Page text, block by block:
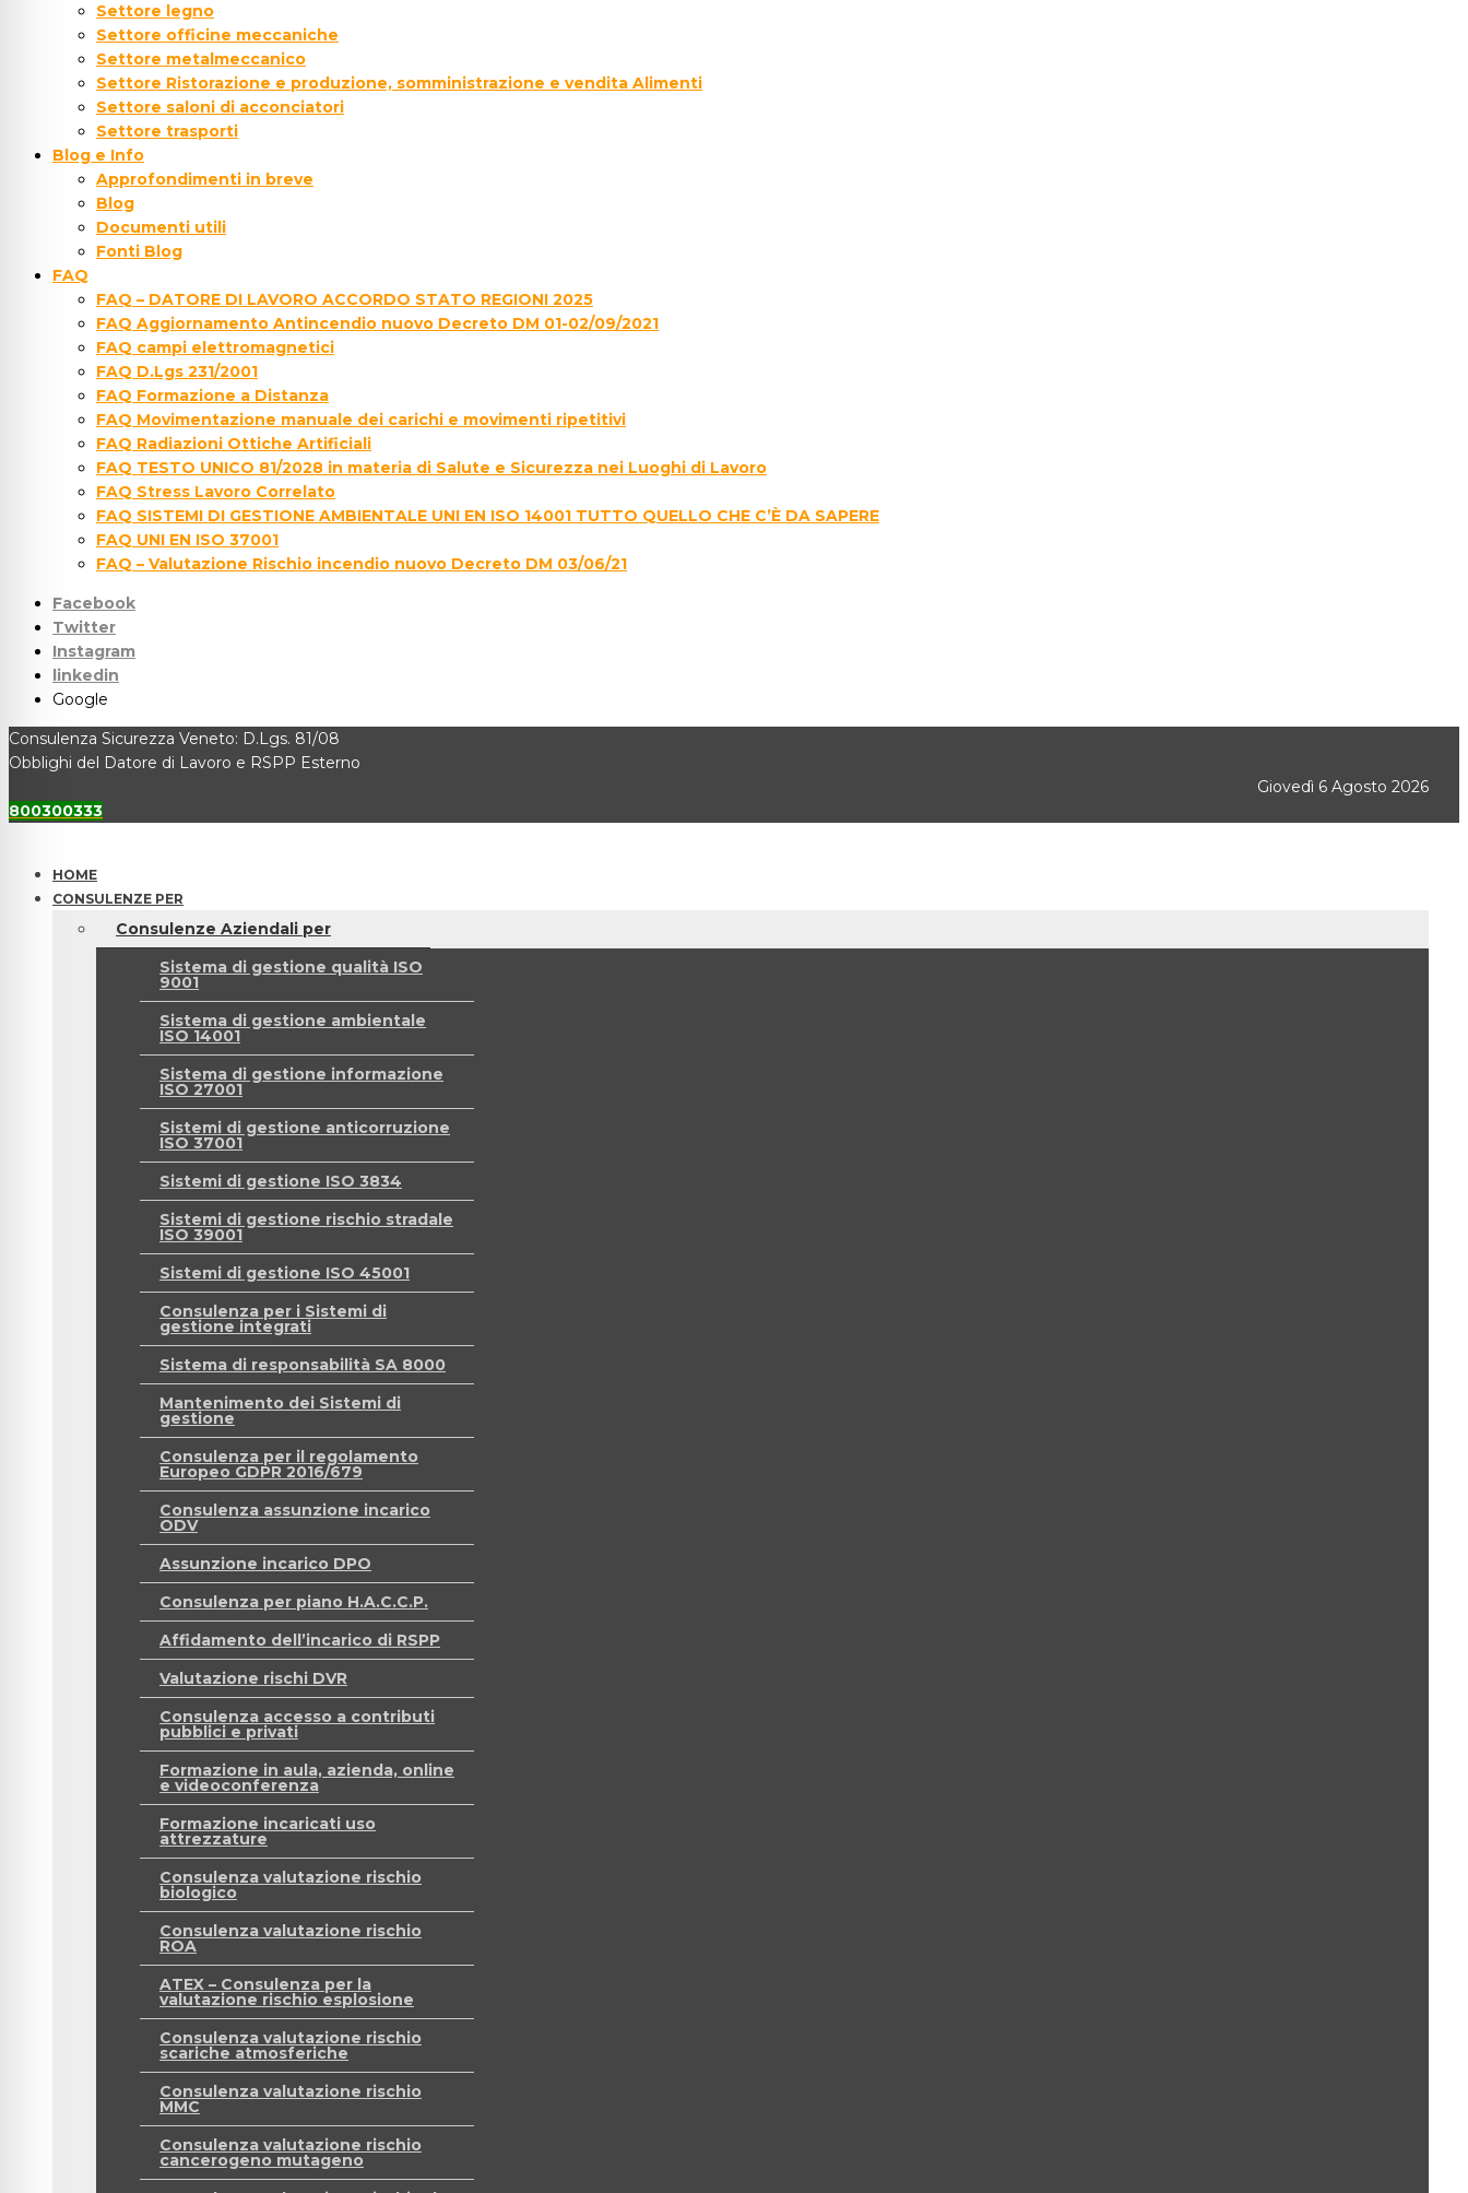
Settore legno
Settore officine meccaniche
Settore metalmeccanico
Settore Ristorazione e produzione, somministrazione e vendita Alimenti
Settore saloni di acconciatori
Settore trasporti
Blog e Info
Approfondimenti in breve
Blog
Documenti utili
Fonti Blog
FAQ
FAQ – DATORE DI LAVORO ACCORDO STATO REGIONI 2025
FAQ Aggiornamento Antincendio nuovo Decreto DM 01-02/09/2021
FAQ campi elettromagnetici
FAQ D.Lgs 231/2001
FAQ Formazione a Distanza
FAQ Movimentazione manuale dei carichi e movimenti ripetitivi
FAQ Radiazioni Ottiche Artificiali
FAQ TESTO UNICO 81/2028 in materia di Salute e Sicurezza nei Luoghi di Lavoro
FAQ Stress Lavoro Correlato
FAQ SISTEMI DI GESTIONE AMBIENTALE UNI EN ISO 14001 TUTTO QUELLO CHE C’È DA SAPERE
FAQ UNI EN ISO 37001
FAQ – Valutazione Rischio incendio nuovo Decreto DM 03/06/21
Facebook
Twitter
Instagram
linkedin
Google
Consulenza Sicurezza Veneto: D.Lgs. 81/08
Obblighi del Datore di Lavoro e RSPP Esterno
Giovedì 6 Agosto 2026
800300333
HOME
CONSULENZE PER
Consulenze Aziendali per
Sistema di gestione qualità ISO
9001
Sistema di gestione ambientale
ISO 14001
Sistema di gestione informazione
ISO 27001
Sistemi di gestione anticorruzione
ISO 37001
Sistemi di gestione ISO 3834
Sistemi di gestione rischio stradale
ISO 39001
Sistemi di gestione ISO 45001
Consulenza per i Sistemi di
gestione integrati
Sistema di responsabilità SA 8000
Mantenimento dei Sistemi di
gestione
Consulenza per il regolamento
Europeo GDPR 2016/679
Consulenza assunzione incarico
ODV
Assunzione incarico DPO
Consulenza per piano H.A.C.C.P.
Affidamento dell’incarico di RSPP
Valutazione rischi DVR
Consulenza accesso a contributi
pubblici e privati
Formazione in aula, azienda, online
e videoconferenza
Formazione incaricati uso
attrezzature
Consulenza valutazione rischio
biologico
Consulenza valutazione rischio
ROA
ATEX – Consulenza per la
valutazione rischio esplosione
Consulenza valutazione rischio
scariche atmosferiche
Consulenza valutazione rischio
MMC
Consulenza valutazione rischio
cancerogeno mutageno